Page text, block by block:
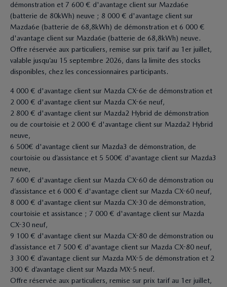
démonstration et 7 600 € d'avantage client sur Mazda6e
(batterie de 80kWh) neuve ; 8 000 € d'avantage client sur
Mazda6e (batterie de 68,8kWh) de démonstration et 6 000 €
d'avantage client sur Mazda6e (batterie de 68,8kWh) neuve.
Offre réservée aux particuliers, remise sur prix tarif au 1er juillet,
valable jusqu’au 15 septembre 2026, dans la limite des stocks
disponibles, chez les concessionnaires participants.
4 000 € d'avantage client sur Mazda CX-6e de démonstration et
2 000 € d'avantage client sur Mazda CX-6e neuf,
2 800 € d'avantage client sur Mazda2 Hybrid de démonstration
ou de courtoisie et 2 000 € d'avantage client sur Mazda2 Hybrid
neuve,
6 500€ d'avantage client sur Mazda3 de démonstration, de
courtoisie ou d’assistance et 5 500€ d'avantage client sur Mazda3
neuve,
7 600 € d'avantage client sur Mazda CX-60 de démonstration ou
d’assistance et 6 000 € d'avantage client sur Mazda CX-60 neuf,
8 000 € d'avantage client sur Mazda CX-30 de démonstration,
courtoisie et assistance ; 7 000 € d'avantage client sur Mazda
CX-30 neuf,
9 100 € d'avantage client sur Mazda CX-80 de démonstration ou
d’assistance et 7 500 € d'avantage client sur Mazda CX-80 neuf,
3 300 € d’avantage client sur Mazda MX-5 de démonstration et 2
300 € d’avantage client sur Mazda MX-5 neuf.
Offre réservée aux particuliers, remise sur prix tarif au 1er juillet,